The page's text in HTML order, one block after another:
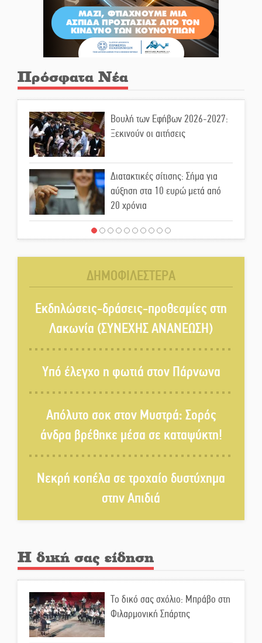
Πρόσφατα Νέα
Βουλή των Εφήβων 2026-2027:
Ξεκινούν οι αιτήσεις
Διατακτικές σίτισης: Σήμα για
αύξηση στα 10 ευρώ μετά από
20 χρόνια
«Για ψυχολογικούς λόγους»
Kastoras River Festival 2026:
Ένα νέο μουσικό φεστιβάλ
γεννιέται στις όχθες του ποταμού
στο Καστόρειο
Άρνα: Στήνεται το 3ο Τουρνουά
Τάβλι
Αυθεντικό γλέντι με «Γιορτή
Βραστού» στη Σοχά
Το τελεφερίκ της Μονεμβασιάς
στο τραπέζι του δημόσιου
διαλόγου
ραντεβού στην Αγόριανη
Η Σοχά ετοιμάζεται για ένα
δυναμικό καλοκαιρινό party
ΔΗΜΟΦΙΛΕΣΤΕΡΑ
Εκδηλώσεις-δράσεις-προθεσμίες στη
Λακωνία (ΣΥΝΕΧΗΣ ΑΝΑΝΕΩΣΗ)
Υπό έλεγχο η φωτιά στον Πάρνωνα
Απόλυτο σοκ στον Μυστρά: Σορός
άνδρα βρέθηκε μέσα σε καταψύκτη!
Νεκρή κοπέλα σε τροχαίο δυστύχημα
στην Απιδιά
Η δική σας είδηση
Το δικό σας σχόλιο: Μπράβο στη
Φιλαρμονική Σπάρτης